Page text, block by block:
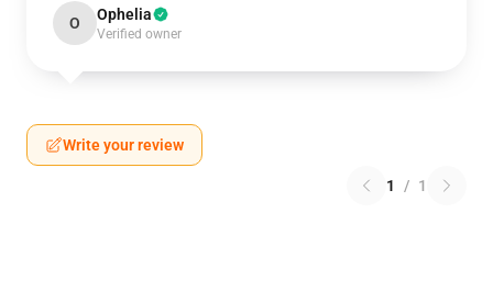
O Ophelia
Verified owner
Write your review
1 / 1